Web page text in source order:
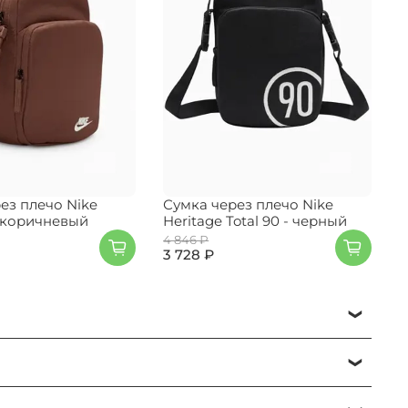
плечо Nike
Сумка через плечо Nike
Heritage Total 90 - черный
4 846 ₽
3 728 ₽